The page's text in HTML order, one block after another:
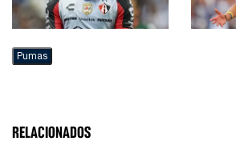
Pumas
RELACIONADOS